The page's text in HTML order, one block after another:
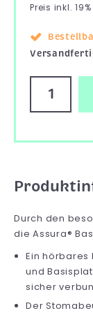
Preis inkl.
Durch den
die Assura®
Ein hörbares
und
sicher
Der